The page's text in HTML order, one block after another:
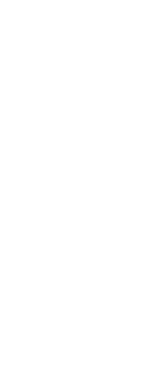
La primera
presidente del
investidura al que
En declaraciones
se conformarán
mantener las
si apoyarían a